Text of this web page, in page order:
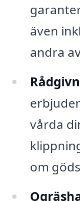
även
andra
vårda
om